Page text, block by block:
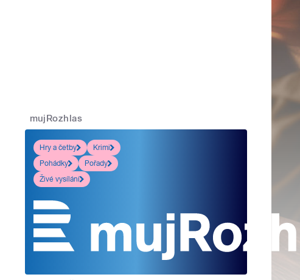
mujRozhlas
Hry a četby
Krimi
Pohádky
Pořady
Živé vysílání